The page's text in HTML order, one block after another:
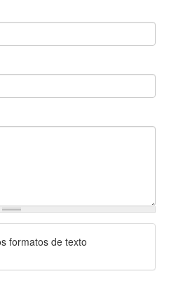
formatos de texto